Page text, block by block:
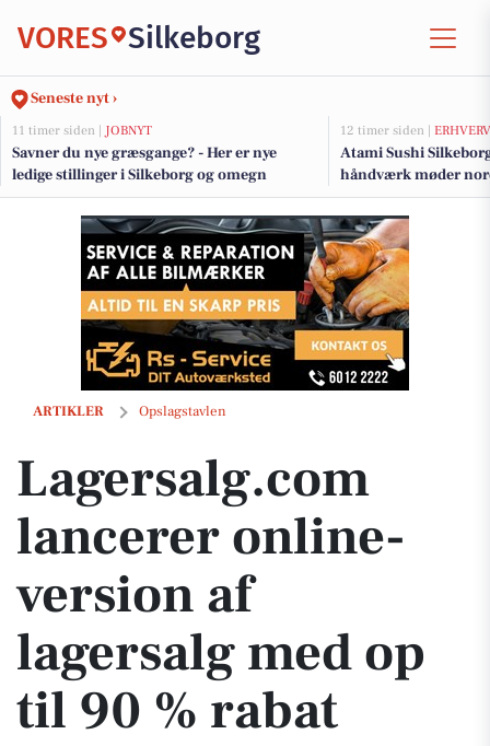
VORES Silkeborg
Seneste nyt ›
11 timer siden | JOBNYT
Savner du nye græsgange? - Her er nye
ledige stillinger i Silkeborg og omegn
12 timer siden | ERHVERV
Atami Sushi
håndværk møder
ARTIKLER Opslagstavlen
Lagersalg.com lancerer online-version af lagersalg med op til 90 %
Lagersalg.com
lancerer online-
version af
lagersalg med op
til 90 % rabat